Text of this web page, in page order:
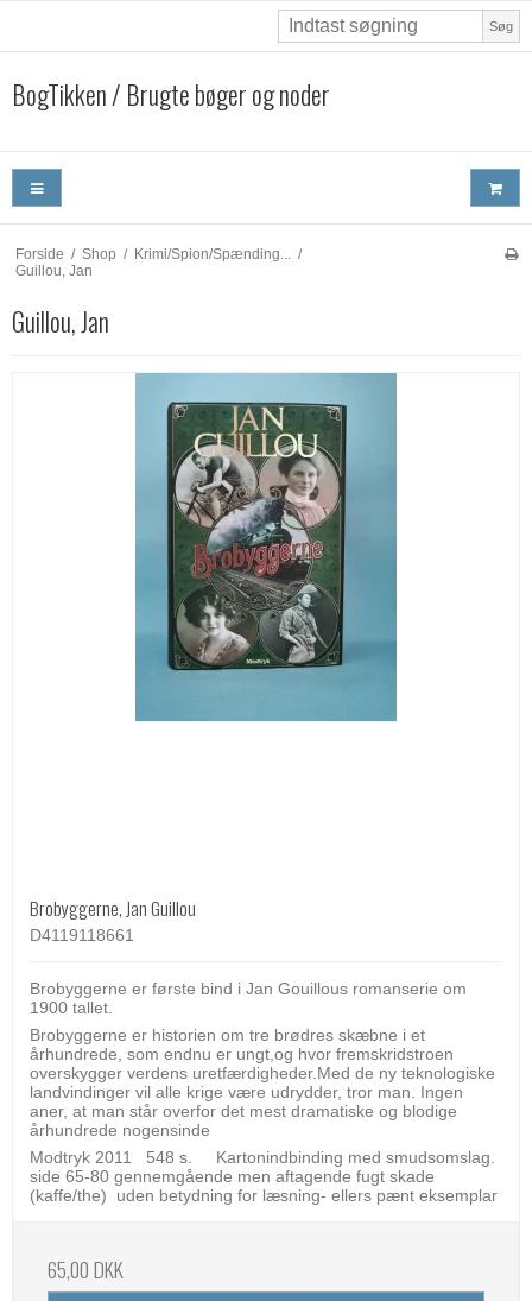
Søg
BogTikken / Brugte bøger og noder
Forside / Shop / Krimi/Spion/Spænding...
/
Guillou, Jan
Guillou, Jan
Brobyggerne, Jan Guillou
D4119118661
Brobyggerne er første bind i Jan Gouillous romanserie om
1900 tallet.
Brobyggerne er historien om tre brødres skæbne i et
århundrede, som endnu er ungt,og hvor fremskridstroen
overskygger verdens uretfærdigheder.Med de ny teknologiske
landvindinger vil alle krige være udrydder, tror man. Ingen
aner, at man står overfor det mest dramatiske og blodige
århundrede nogensinde
Modtryk 2011 548 s. Kartonindbinding med smudsomslag.
side 65-80 gennemgående men aftagende fugt skade
(kaffe/the) uden betydning for læsning- ellers pænt eksemplar
65,00 DKK